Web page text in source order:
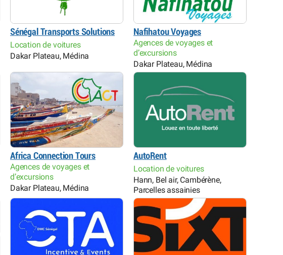
Sénégal Transports Solutions
Location de voitures
Dakar Plateau, Médina
Nafihatou Voyages
Agences de voyages et
d’excursions
Dakar Plateau, Médina
Africa Connection Tours
Agences de voyages et
d’excursions
Dakar Plateau, Médina
AutoRent
Location de voitures
Hann, Bel air, Cambérène,
Parcelles assainies